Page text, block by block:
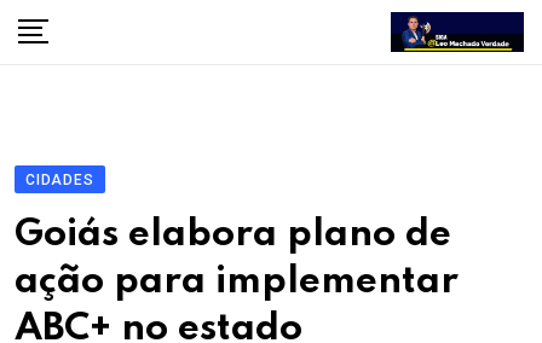
Skip
CIDADES
Goiás elabora plano de
ação para implementar
ABC+ no estado